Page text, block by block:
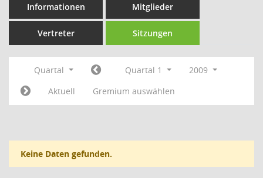
Informationen Mitglieder
Vertreter Sitzungen
Quartal Quartal 1
2009
Aktuell
Gremium auswählen
Keine Daten gefunden.